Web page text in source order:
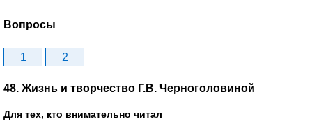
Вопросы
1 2
48. Жизнь и творчество Г.В. Черноголовиной
Для тех, кто внимательно читал